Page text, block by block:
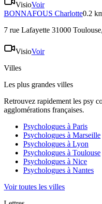
VisioVoir
BONNAFOUS Charlotte0.2
7 rue Lafayette 31000 Toulouse
VisioVoir
Villes
Les plus grandes villes
Retrouvez rapidement les psy
agglomérations françaises.
Psychologues à Paris
Psychologues à Marseille
Psychologues à Lyon
Psychologues à Toulouse
Psychologues à Nice
Psychologues à Nantes
Voir toutes les villes